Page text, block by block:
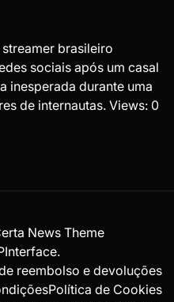
brasileiro
sociais após um casal
inesperada durante uma
de internautas. Views: 0
News Theme
.
reembolso e devoluções
Política de Cookies